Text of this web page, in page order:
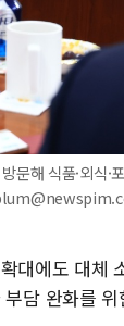
해 식품·외식·
대에도 대체
담 완화를